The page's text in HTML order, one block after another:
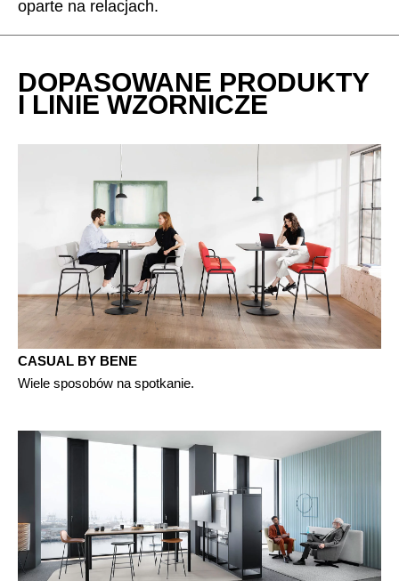
oparte na relacjach.
DOPASOWANE PRODUKTY
I LINIE WZORNICZE
CASUAL BY BENE
Wiele sposobów na spotkanie.